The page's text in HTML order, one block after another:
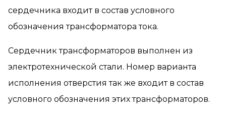
сердечника входит в состав условного
обозначения трансформатора тока.
Сердечник трансформаторов выполнен из
электротехнической стали. Номер варианта
исполнения отверстия так же входит в состав
условного обозначения этих трансформаторов.